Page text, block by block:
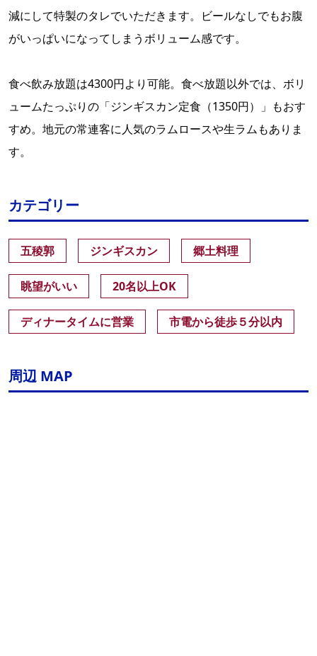
減にして特製のタレでいただきます。ビールなしでもお腹
がいっぱいになってしまうボリューム感です。
食べ飲み放題は4300円より可能。食べ放題以外では、ボリ
ュームたっぷりの「ジンギスカン定食（1350円）」もおす
すめ。地元の常連客に人気のラムロースや生ラムもありま
す。
カテゴリー
五稜郭 ジンギスカン 郷土料理
眺望がいい 20名以上OK
ディナータイムに営業 市電から徒歩５分以内
周辺 MAP